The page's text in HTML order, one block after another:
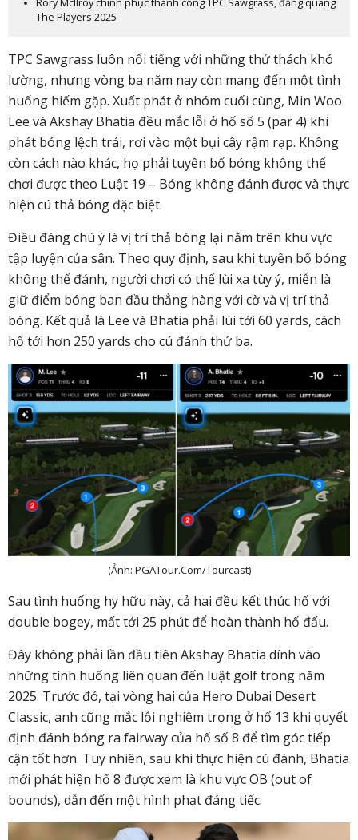
The Players 2025
TPC Sawgrass luôn nổi tiếng với những thử thách khó
lường, nhưng vòng ba năm nay còn mang đến một tình
huống hiếm gặp. Xuất phát ở nhóm cuối cùng, Min Woo
Lee và Akshay Bhatia đều mắc lỗi ở hố số 5 (par 4) khi
phát bóng lệch trái, rơi vào một bụi cây rậm rạp. Không
còn cách nào khác, họ phải tuyên bố bóng không thể
chơi được theo Luật 19 – Bóng không đánh đượcvà thực
hiện cú thả bóng đặc biệt.
Điều đáng chú ý là vị trí thả bóng lại nằm trên khu vực
tập luyện của sân. Theo quy định, sau khi tuyên bố bóng
không thể đánh, người chơi có thể lùi xa tùy ý, miễn là
giữ điểm bóng ban đầu thẳng hàng với cờ và vị trí thả
bóng. Kết quả là Lee và Bhatia phải lùi tới 60 yards, cách
hố tới hơn 250 yards cho cú đánh thứ ba.
(Ảnh: PGATour.Com/Tourcast)
Sau tình huống hy hữu này, cả hai đều kết thúc hố với
double bogey, mất tới 25 phút để hoàn thành hố đấu.
Đây không phải lần đầu tiên Akshay Bhatia dính vào
những tình huống liên quan đến luật golf trong năm
2025. Trước đó, tại vòng hai của Hero Dubai Desert
Classic, anh cũng mắc lỗi nghiêm trọng ở hố 13 khi quyết
định đánh bóng ra fairway của hố số 8 để tìm góc tiếp
cận tốt hơn. Tuy nhiên, sau khi thực hiện cú đánh, Bhatia
mới phát hiện hố 8 được xem là khu vực OB (out of
bounds), dẫn đến một hình phạt đáng tiếc.